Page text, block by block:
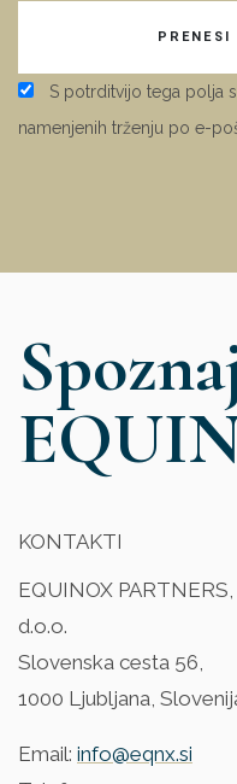
S potrditvijo tega polja
namenjenih trženju po e-
PRENESI
KONTAKTI
EQUINOX PARTNERS,
d.o.o.
Slovenska cesta 56,
1000 Ljubljana,
Email: info@eqnx.si